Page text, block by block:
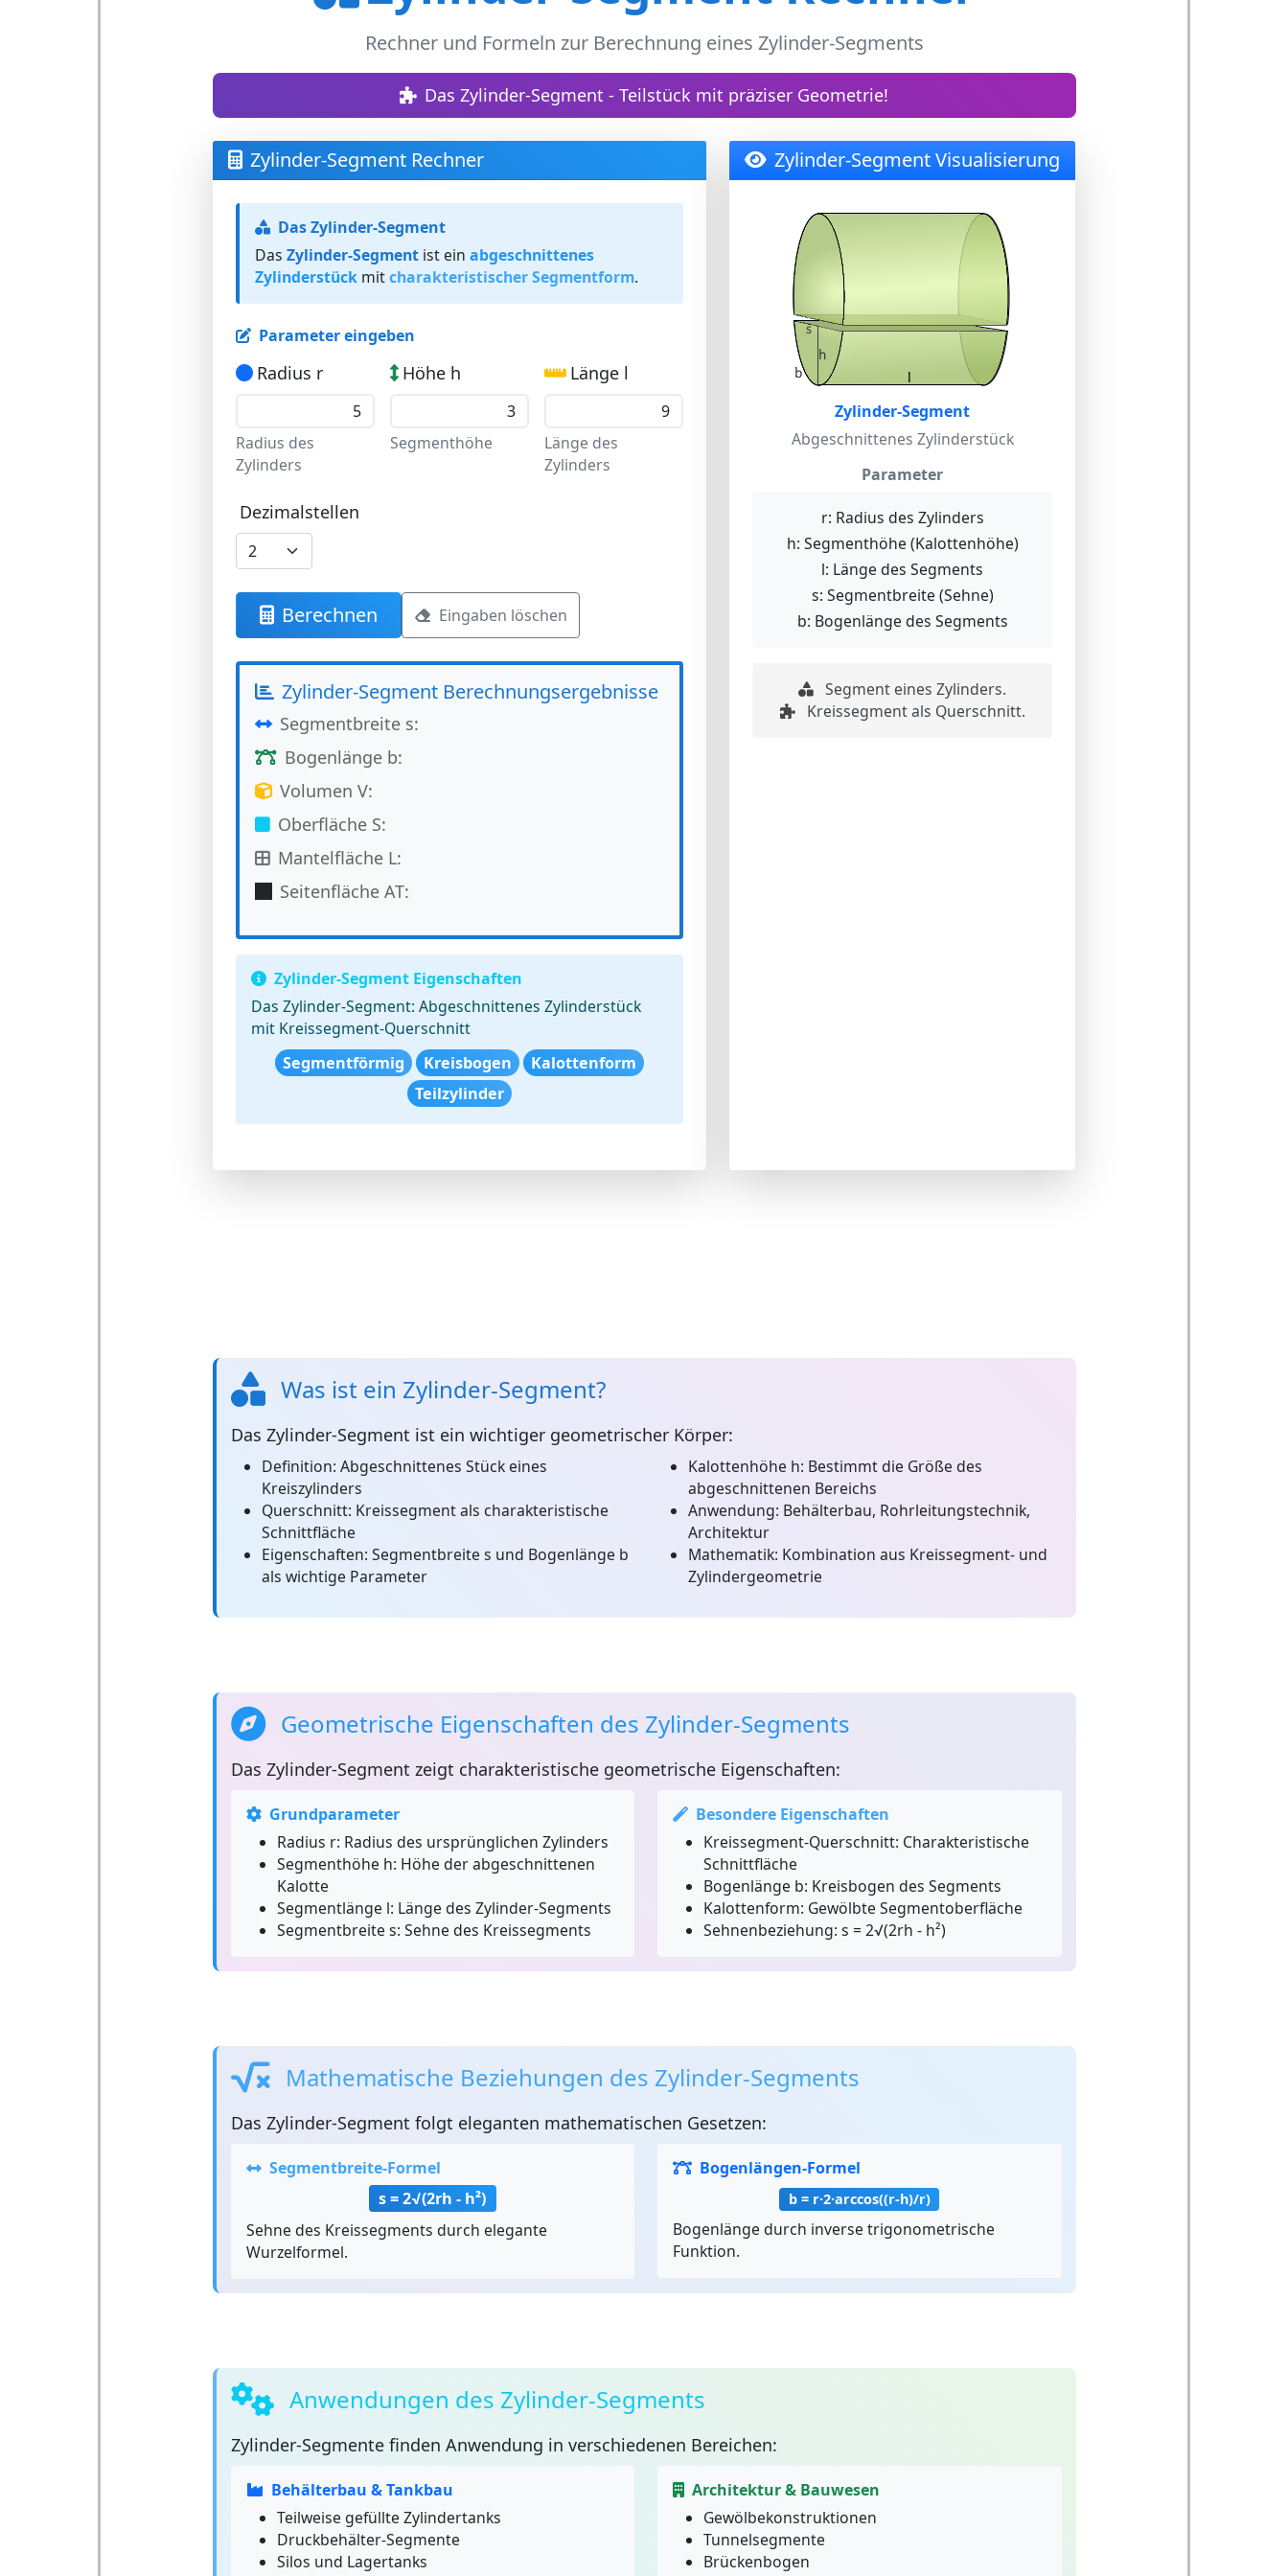
Rechner und Formeln zur Berechnung eines Zylinder-Segments
Das Zylinder-Segment - Teilstück mit präziser Geometrie!
Zylinder-Segment Rechner
Das Zylinder-Segment
Das Zylinder-Segmentist ein abgeschnittenes
Zylinderstückmitcharakteristischer Segmentform.
Parameter eingeben
Radius r
Radius des
Zylinders
Höhe h
Segmenthöhe
Länge l
Länge des
Zylinders
Dezimalstellen
Berechnen Eingaben löschen
Zylinder-Segment Berechnungsergebnisse
Segmentbreite s:
Bogenlänge b:
Volumen V:
Oberfläche S:
Mantelfläche L:
Seitenfläche AT:
Zylinder-Segment Eigenschaften
Das Zylinder-Segment: Abgeschnittenes Zylinderstück
mit Kreissegment-Querschnitt
Segmentförmig
Kreisbogen
Kalottenform
Teilzylinder
Zylinder-Segment Visualisierung
Zylinder-Segment
Abgeschnittenes Zylinderstück
Parameter
r: Radius des Zylinders
h: Segmenthöhe (Kalottenhöhe)
l: Länge des Segments
s: Segmentbreite (Sehne)
b: Bogenlänge des Segments
Segment eines Zylinders.
Kreissegment als Querschnitt.
Was ist ein Zylinder-Segment?
Das Zylinder-Segment ist ein wichtiger geometrischer Körper:
Definition: Abgeschnittenes Stück eines
Kreiszylinders
Querschnitt: Kreissegment als charakteristische
Schnittfläche
Eigenschaften: Segmentbreite s und Bogenlänge b
als wichtige Parameter
Kalottenhöhe h: Bestimmt die Größe des
abgeschnittenen Bereichs
Anwendung: Behälterbau, Rohrleitungstechnik,
Architektur
Mathematik: Kombination aus Kreissegment- und
Zylindergeometrie
Geometrische Eigenschaften des Zylinder-Segments
Das Zylinder-Segment zeigt charakteristische geometrische Eigenschaften:
Grundparameter
Radius r: Radius des ursprünglichen Zylinders
Segmenthöhe h: Höhe der abgeschnittenen
Kalotte
Segmentlänge l: Länge des Zylinder-Segments
Segmentbreite s: Sehne des Kreissegments
Besondere Eigenschaften
Kreissegment-Querschnitt: Charakteristische
Schnittfläche
Bogenlänge b: Kreisbogen des Segments
Kalottenform: Gewölbte Segmentoberfläche
Sehnenbeziehung: s = 2√(2rh - h²)
Mathematische Beziehungen des Zylinder-Segments
Das Zylinder-Segment folgt eleganten mathematischen Gesetzen:
Segmentbreite-Formel
s = 2√(2rh - h²)
Sehne des Kreissegments durch elegante
Wurzelformel.
Bogenlängen-Formel
b = r·2·arccos((r-h)/r)
Bogenlänge durch inverse trigonometrische
Funktion.
Anwendungen des Zylinder-Segments
Zylinder-Segmentefinden Anwendung in verschiedenen Bereichen:
Behälterbau & Tankbau
Teilweise gefüllte Zylindertanks
Druckbehälter-Segmente
Silos und Lagertanks
Architektur & Bauwesen
Gewölbekonstruktionen
Tunnelsegmente
Brückenbogen